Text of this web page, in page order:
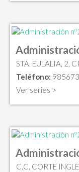
STA. EULALIA, 2,
Teléfono:
Ver series >
C.C. CORTE